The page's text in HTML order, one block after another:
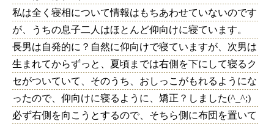
私は全く寝相について情報はもちあわせていないのです
が、うちの息子二人はほとんど仰向けに寝ています。
長男は自発的に？自然に仰向けで寝ていますが、次男は
生まれてからずっと、夏頃までは右側を下にして寝るク
セがついていて、そのうち、おしっこがもれるようにな
ったので、仰向けに寝るように、矯正？しました(^_^;)
必ず右側を向こうとするので、そちら側に布団を置いて